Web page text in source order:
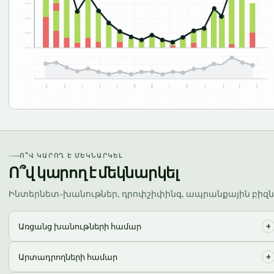
Ո՞Վ ԿԱՐՈՂ Է ՄԵԿՆԱՐԿԵԼ
Ո՞վ կարող է մեկնարկել
Ինտերնետ-խանութներ, դրոփշիփինգ, ապրանքային
Առցանց խանութների համար +
վաճառքի և զարգացման վրա։ Ընդունում, պահպանում,
Արտադրողների համար +